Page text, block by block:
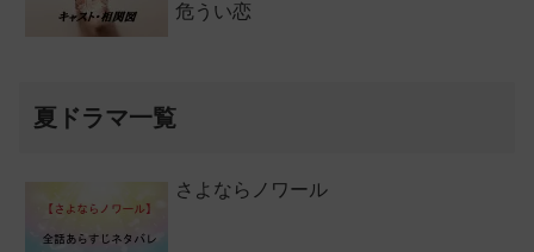
危うい恋
夏ドラマ一覧
さよならノワール